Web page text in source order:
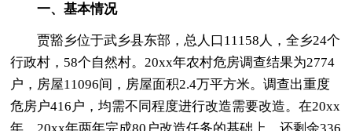
一、基本情况
贾豁乡位于武乡县东部，总人口11158人，全乡24个
行政村，58个自然村。20xx年农村危房调查结果为2774
户，房屋11096间，房屋面积2.4万平方米。调查出重度
危房户416户，均需不同程度进行改造需要改造。在20xx